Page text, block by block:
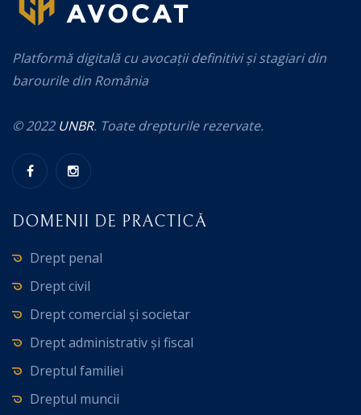
Platformă digitală cu avocații definitivi și stagiari din
barourile din România
© 2022 UNBR. Toate drepturile rezervate.
DOMENII DE PRACTICĂ
Drept penal
Drept civil
Drept comercial și societar
Drept administrativ și fiscal
Dreptul familiei
Dreptul muncii